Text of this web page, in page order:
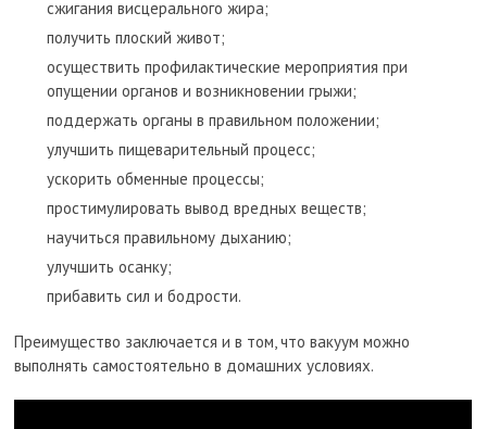
сжигания висцерального жира;
получить плоский живот;
осуществить профилактические мероприятия при
опущении органов и возникновении грыжи;
поддержать органы в правильном положении;
улучшить пищеварительный процесс;
ускорить обменные процессы;
простимулировать вывод вредных веществ;
научиться правильному дыханию;
улучшить осанку;
прибавить сил и бодрости.
Преимущество заключается и в том, что вакуум можно
выполнять самостоятельно в домашних условиях.